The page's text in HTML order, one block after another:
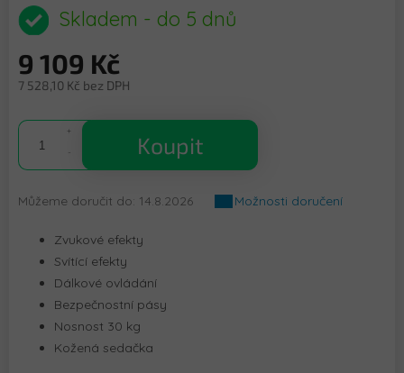
produktu
je
z
5
Skladem - do 5 dnů
9 109 Kč
7 528,10 Kč bez DPH
cena:
Koupit
Můžeme doručit do: 14.8.2026 Možnosti doručení
Zvukové efekty
Svítící efekty
Dálkové ovládání
Bezpečnostní pásy
Nosnost 30 kg
Kožená sedačka